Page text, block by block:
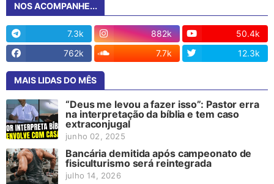
NOS ACOMPANHE...
7.3k 882k
50.4k
762k
7.7k 12.3k
MAIS LIDAS DO MÊS
“Deus me levou a fazer isso”: Pastor erra
na interpretação da bíblia e tem caso
extraconjugal
junho 02, 2025
Bancária demitida após campeonato de
fisiculturismo será reintegrada
julho 14, 2026